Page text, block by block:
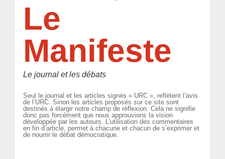
Le
Manifeste
Le journal et les débats
Seul le journal et les articles signés « URC », reflètent l’avis
de l’URC. Sinon les articles proposés sur ce site sont
destinés à élargir notre champ de réflexion. Cela ne signifie
donc pas forcément que nous approuvions la vision
développée par les auteurs. L’utilisation des commentaires
en fin d’article, permet à chacune et chacun de s’exprimer et
de nourrir le débat démocratique.